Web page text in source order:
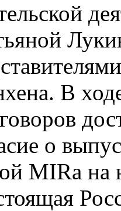
В
о
MIRa на